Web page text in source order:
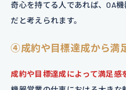
奇心を持てる人であれば、OA
だと考えられます。
④成約や目標達成から満
成約や目標達成によって満足感